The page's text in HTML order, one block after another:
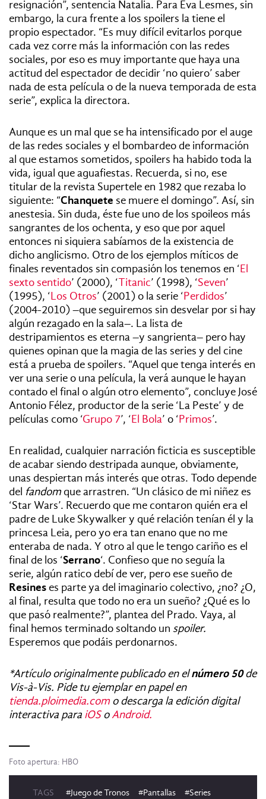
resignación”, sentencia Natalia. Para Eva Lesmes, sin
embargo, la cura frente a los spoilers la tiene el
propio espectador. “Es muy difícil evitarlos porque
cada vez corre más la información con las redes
sociales, por eso es muy importante que haya una
actitud del espectador de decidir ‘no quiero’ saber
nada de esta película o de la nueva temporada de esta
serie”, explica la directora.
Aunque es un mal que se ha intensificado por el auge
de las redes sociales y el bombardeo de información
al que estamos sometidos, spoilers ha habido toda la
vida, igual que aguafiestas. Recuerda, si no, ese
titular de la revista Supertele en 1982 que rezaba lo
siguiente: “Chanquete se muere el domingo”. Así, sin
anestesia. Sin duda, éste fue uno de los spoileos más
sangrantes de los ochenta, y eso que por aquel
entonces ni siquiera sabíamos de la existencia de
dicho anglicismo. Otro de los ejemplos míticos de
finales reventados sin compasión los tenemos en ‘El
sexto sentido’ (2000), ‘Titanic’ (1998), ‘Seven’
(1995), ‘Los Otros’ (2001) o la serie ‘Perdidos’
(2004-2010) –que seguiremos sin desvelar por si hay
algún rezagado en la sala–. La lista de
destripamientos es eterna –y sangrienta– pero hay
quienes opinan que la magia de las series y del cine
está a prueba de spoilers. “Aquel que tenga interés en
ver una serie o una película, la verá aunque le hayan
contado el final o algún otro elemento”, concluye José
Antonio Félez, productor de la serie ‘La Peste’ y de
películas como ‘Grupo 7’, ‘El Bola’ o ‘Primos’.
En realidad, cualquier narración ficticia es susceptible
de acabar siendo destripada aunque, obviamente,
unas despiertan más interés que otras. Todo depende
del fandomque arrastren. “Un clásico de mi niñez es
‘Star Wars’. Recuerdo que me contaron quién era el
padre de Luke Skywalker y qué relación tenían él y la
princesa Leia, pero yo era tan enano que no me
enteraba de nada. Y otro al que le tengo cariño es el
final de los ‘Serrano‘. Confieso que no seguía la
serie, algún ratico debí de ver, pero ese sueño de
Resines es parte ya del imaginario colectivo, ¿no? ¿O,
al final, resulta que todo no era un sueño? ¿Qué es lo
que pasó realmente?”, plantea del Prado. Vaya, al
final hemos terminado soltando un spoiler.
Esperemos que podáis perdonarnos.
*Artículo originalmente publicado en elnúmero 50de
Vis-à-Vis. Pide tu ejemplar en papel en
tienda.ploimedia.como descarga la edición digital
interactiva para iOSoAndroid.
Foto apertura: HBO
TAGS #Juego de Tronos #Pantallas
#Series